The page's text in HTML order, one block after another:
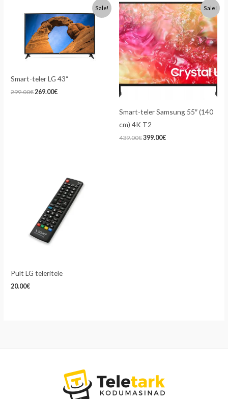
Sale!
Smart-teler LG 43“
299.00€
hind
oli:
299.00€.
269.00€
hind
on:
269.00€.
Sale!
Smart-teler Samsung 55″ (140
cm) 4K T2
439.00€
Algne
hind
oli:
439.00€.
399.00€
Praegune
hind
on:
399.00€.
Pult LG teleritele
20.00€